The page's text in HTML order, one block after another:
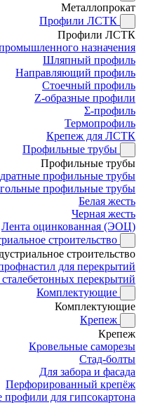
Металлопрокат
Профили ЛСТК
Профили ЛСТК
назначения
Шляпный профиль
Направляющий профиль
Стоечный профиль
Z-образные профили
Σ-профиль
Термопрофиль
Крепеж для ЛСТК
Профильные трубы
Профильные трубы
профильные трубы
профильные трубы
Белая жесть
Черная жесть
Лента оцинкованная (ЭОЦ)
строительство
строительство
для перекрытий
перекрытий
Комплектующие
Комплектующие
Крепеж
Крепеж
Кровельные саморезы
Стад-болты
Для забора и фасада
Перфорированный крепёж
профили для гипсокартона